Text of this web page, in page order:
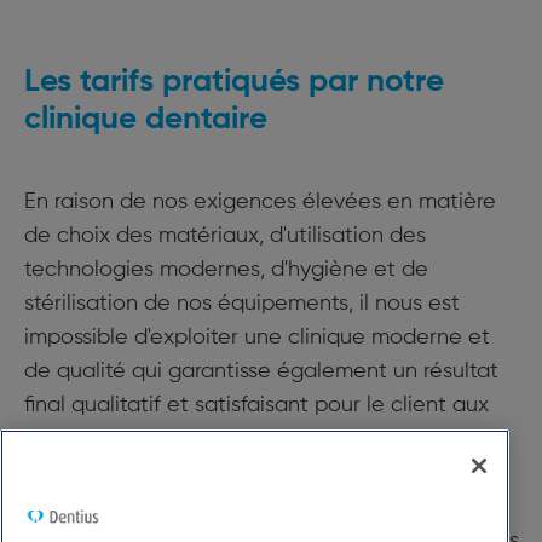
Les tarifs pratiqués par notre
clinique dentaire
En raison de nos exigences élevées en matière
de choix des matériaux, d'utilisation des
technologies modernes, d'hygiène et de
stérilisation de nos équipements, il nous est
impossible d'exploiter une clinique moderne et
de qualité qui garantisse également un résultat
final qualitatif et satisfaisant pour le client aux
tarifs actuels de l'INAMI. Par conséquent, comme
la plupart des cabinets de la région anversoise,
nous ne travaillons pas selon le tarif